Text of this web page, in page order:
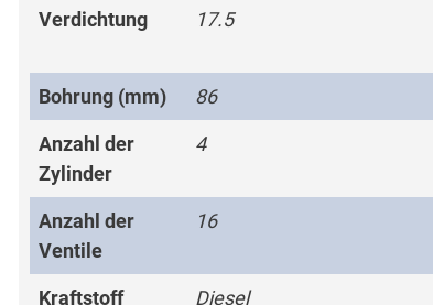
Verdichtung 17.5
Bohrung (mm) 86
Anzahl der
Zylinder
4
Anzahl der
Ventile
16
Kraftstoff Diesel